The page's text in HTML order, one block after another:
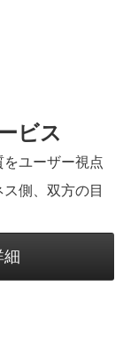
ビス
ユーザー視点
側、双方の目
細